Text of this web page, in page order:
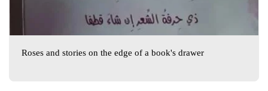
Roses and stories on the edge of a book's drawer